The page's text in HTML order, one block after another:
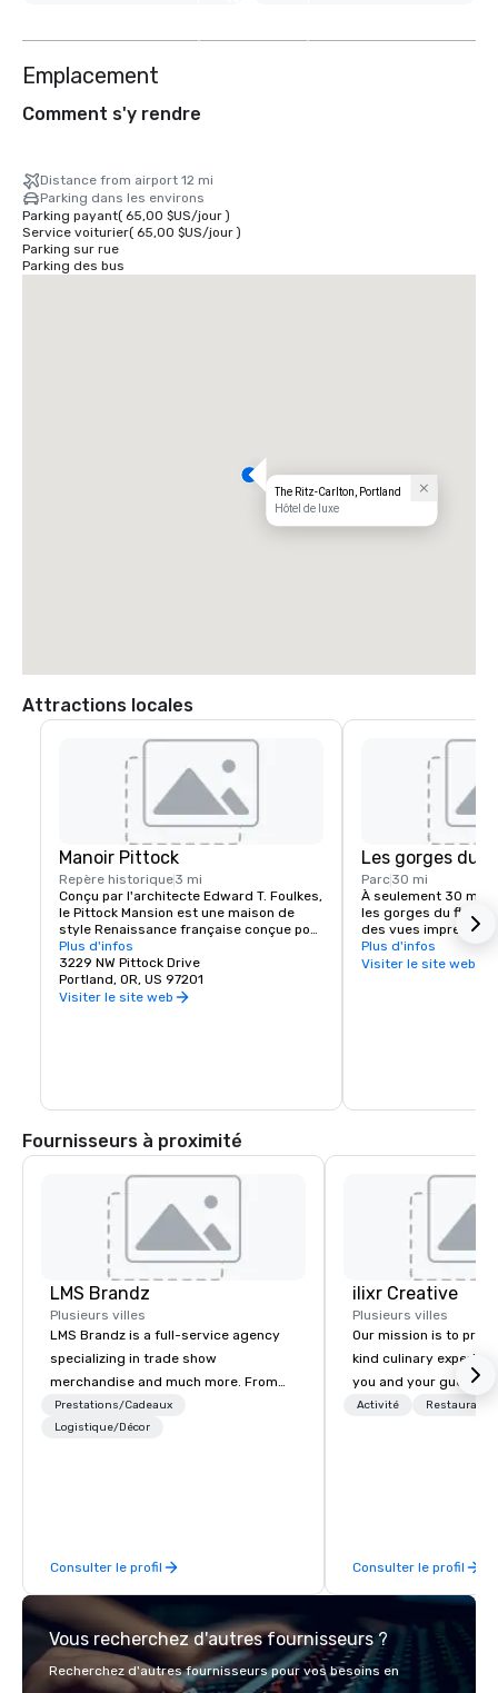
Emplacement
Comment s'y rendre
Distance from airport 12 mi
Parking dans les environs
Parking payant( 65,00 $US/jour)
Service voiturier( 65,00 $US/jour)
Parking sur rue
Parking des bus
The Ritz-Carlton, Portland
Hôtel de luxe
Attractions locales
Manoir Pittock
Repère historique3 mi
Conçu par l'architecte Edward T. Foulkes,
le Pittock Mansion est une maison de
style Renaissance française conçue pour
capturer la vue sur le centre-ville de
Portland et les montagnes des
Cascades. Construit en 1912 pour le
rédacteur en chef du journal The
Plus d'infos
3229 NW Pittock Drive
Portland, OR, US 97201
Visiter le site web
Les gorges du
Parc30 mi
À seulement 30
les gorges du fleuve
des vues
randonnée et de
cascades. Parmi les
Plus d'infos
Visiter le site web
Fournisseurs à proximité
LMS Brandz
Plusieurs villes
LMS Brandz is a full-service agency
specializing in trade show
merchandise and much more. From
booth giveaways and branded apparel
to executive gifting, displays,
years of industry experience and
commitment to exceptional customer
service set us apart. We deliver
smart, reliable solutions designed to
make the end-user experience
seamless from start to finish. We are
Prestations/Cadeaux
Logistique/Décor
Consulter le profil
ilixr Creative
Plusieurs villes
Our mission is to
kind culinary
you and your guests
memories and
catering industry.
Activité Restauration
Consulter le profil
Vous recherchez d'autres fournisseurs ?
Recherchez d'autres fournisseurs pour vos besoins en